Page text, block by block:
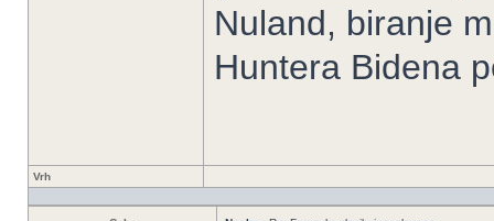
Nuland, biranje
Huntera Bidena
Vrh